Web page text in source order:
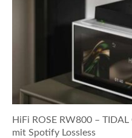
HiFi ROSE RW800 –
mit Spotify Lossless